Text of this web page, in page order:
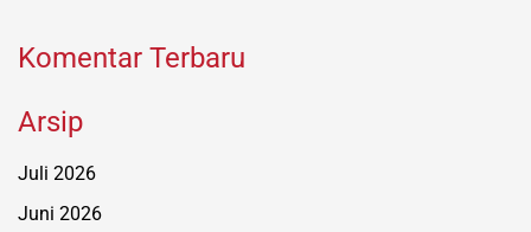
Komentar Terbaru
Arsip
Juli 2026
Juni 2026